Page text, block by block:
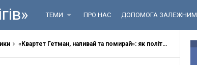
ТЕМИ ПРО НАС ДОПОМОГА ЗАЛЕЖНИМ
«Квартет Гетман, наливай та помирай»: як політичні рішення впливають на здоров'я нації